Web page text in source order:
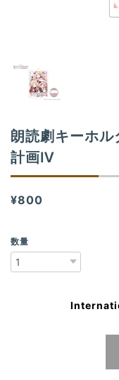
朗読劇キーホ
計画Ⅳ
¥800
数量